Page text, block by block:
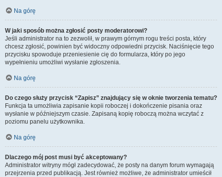
Na górę
W jaki sposób można zgłosić posty moderatorowi?
Jeśli administrator na to zezwolił, w prawym górnym rogu treści posta, który
chcesz zgłosić, powinien być widoczny odpowiedni przycisk. Naciśnięcie tego
przycisku spowoduje przeniesienie cię do formularza, który po jego
wypełnieniu umożliwi wysłanie zgłoszenia.
Na górę
Do czego służy przycisk “Zapisz” znajdujący się w oknie tworzenia tematu?
Funkcja ta umożliwia zapisanie kopii roboczej i dokończenie pisania oraz
wysłanie w późniejszym czasie. Zapisaną kopię roboczą można wczytać z
poziomu panelu użytkownika.
Na górę
Dlaczego mój post musi być akceptowany?
Administrator witryny mógł zadecydować, że posty na danym forum wymagają
przejrzenia przed publikacją. Jest również możliwe, że administrator umieścił